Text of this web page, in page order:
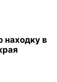
находку в